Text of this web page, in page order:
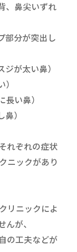
、鼻尖いずれ
部分が突出し
が太い鼻）
い鼻）
）
れぞれの症状
ニックがあり
リニックによ
が、
の工夫などが